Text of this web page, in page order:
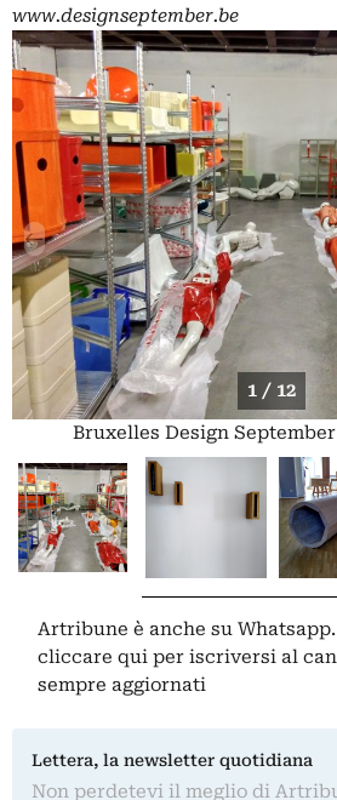
www.designseptember.be
1 / 12
Bruxelles Design September
Artribune è anche su
cliccare qui per iscriversi al
sempre aggiornati
Lettera, la newsletter quotidiana
Non perdetevi il meglio di